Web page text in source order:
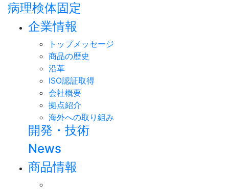
病理検体固定
企業情報
トップメッセージ
商品の歴史
沿革
ISO認証取得
会社概要
拠点紹介
海外への取り組み
開発・技術
News
商品情報